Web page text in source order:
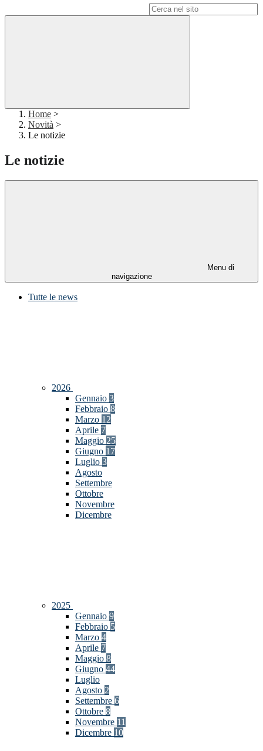
Home >
Novità >
Le notizie
Le notizie
Menu di
navigazione
Tutte le news
2026
Gennaio 3
Febbraio 8
Marzo 12
Aprile 7
Maggio 25
Giugno 17
Luglio 3
Agosto
Settembre
Ottobre
Novembre
Dicembre
2025
Gennaio 9
Febbraio 5
Marzo 4
Aprile 7
Maggio 8
Giugno 44
Luglio
Agosto 2
Settembre 6
Ottobre 8
Novembre 11
Dicembre 10